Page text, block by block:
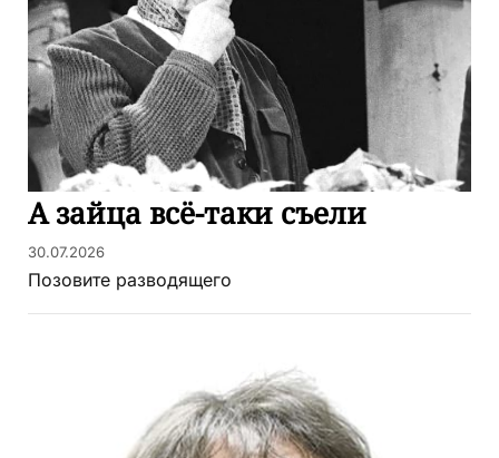
А зайца всё-таки съели
30.07.2026
Позовите разводящего